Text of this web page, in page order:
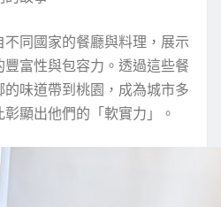
同國家的餐廳與料理，展示
富性與包容力。透過這些餐
味道帶到桃園，成為城市多
顯出他們的「軟實力」。